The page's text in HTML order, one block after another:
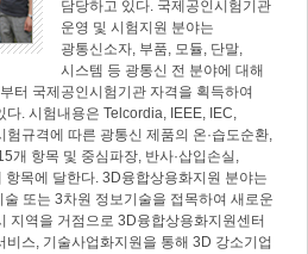
담당하고 있다. 국제공인시험기관
운영 및 시험지원 분야는
광통신소자, 부품, 모듈, 단말,
시스템 등 광통신 전 분야에 대해
터 국제공인시험기관 자격을 획득하여
. 시험내용은 Telcordia, IEEE, IEC,
규격에 따른 광통신 제품의 온·습도순환,
개 항목 및 중심파장, 반사·삽입손실,
목에 달한다. 3D융합상용화지원 분야는
또는 3차원 정보기술을 접목하여 새로운
지역을 거점으로 3D융합상용화지원센터
스, 기술사업화지원을 통해 3D 강소기업